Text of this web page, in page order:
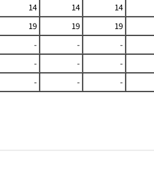
14 14
14
19 19
19
- -
-
- -
-
- - -